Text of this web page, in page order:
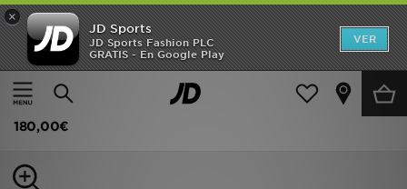
×
JD Sports
JD Sports Fashion PLC
GRATIS - En Google Play
VER
Página principal
Mujer Calzado de mujer Zapatillas
Salomon XT-6 para mujer
180,00€
Hombre
Mujer